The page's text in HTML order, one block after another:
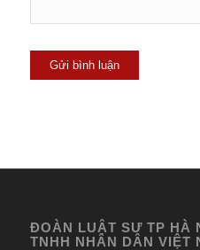
ĐOÀN LUẬT SƯ TP HÀ
TNHH NHÂN DÂN VIỆT